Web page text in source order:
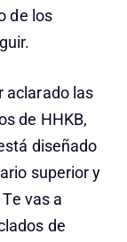
de los
aclarado las
de HHKB,
diseñado
superior y
vas a
de